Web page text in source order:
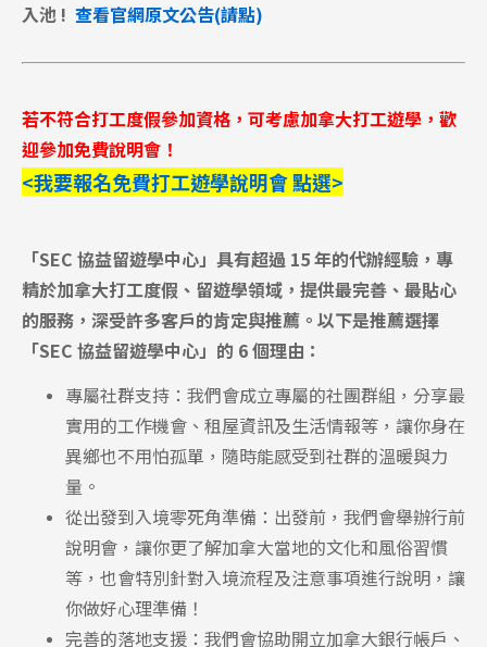
入池 ! 查看官網原文公告(請點)
若不符合打工度假參加資格，可考慮加拿大打工遊學，歡
迎參加免費說明會！
<我要報名免費打工遊學說明會 點選>
「SEC 協益留遊學中心」具有超過 15 年的代辦經驗，專
精於加拿大打工度假、留遊學領域，提供最完善、最貼心
的服務，深受許多客戶的肯定與推薦。以下是推薦選擇
「SEC 協益留遊學中心」的 6 個理由：
專屬社群支持：我們會成立專屬的社團群組，分享最
實用的工作機會、租屋資訊及生活情報等，讓你身在
異鄉也不用怕孤單，隨時能感受到社群的溫暖與力
量。
從出發到入境零死角準備：出發前，我們會舉辦行前
說明會，讓你更了解加拿大當地的文化和風俗習慣
等，也會特別針對入境流程及注意事項進行說明，讓
你做好心理準備！
完善的落地支援：我們會協助開立加拿大銀行帳戶、